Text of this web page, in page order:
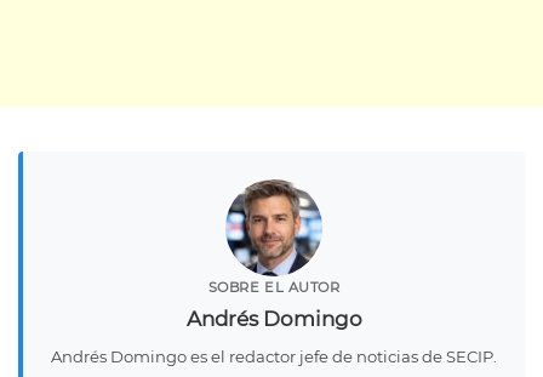
SOBRE EL AUTOR
Andrés Domingo
Andrés Domingo es el redactor jefe de noticias de SECIP.